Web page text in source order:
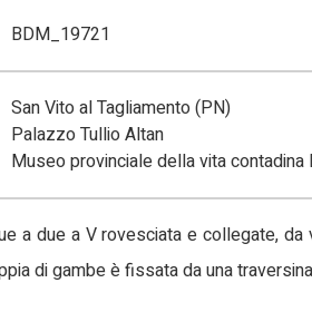
BDM_19721
San Vito al Tagliamento (PN)
Palazzo Tullio Altan
Museo provinciale della vita
a due a V rovesciata e collegate,
di gambe è fissata da una